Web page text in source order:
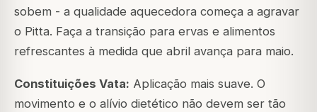
sobem - a qualidade aquecedora começa a agravar
o Pitta. Faça a transição para ervas e alimentos
refrescantes à medida que abril avança para maio.
Constituições Vata: Aplicação mais suave. O
movimento e o alívio dietético não devem ser tão